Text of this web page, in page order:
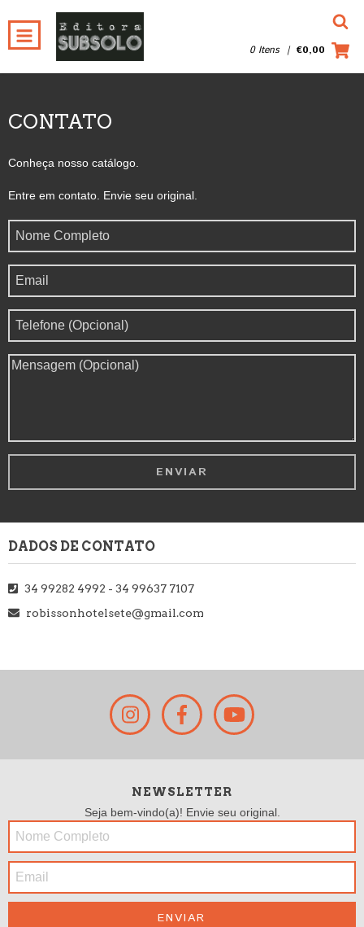
0 Itens | €0,00
CONTATO
Conheça nosso catálogo.
Entre em contato. Envie seu original.
DADOS DE CONTATO
34 99282 4992 - 34 99637 7107
robissonhotelsete@gmail.com
NEWSLETTER
Seja bem-vindo(a)! Envie seu original.